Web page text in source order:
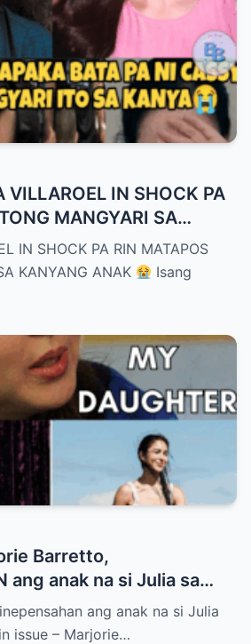
VILLAROEL IN SHOCK PA
MANGYARI SA
IN SHOCK PA RIN MATAPOS
KANYANG ANAK
Isang
Barretto,
ang anak na si Julia sa
issue
ang anak na si Julia
issue – Marjorie…